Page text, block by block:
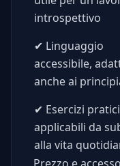
introspettivo
✔ Linguaggio
accessibile,
anche ai
✔ Esercizi pratici
applicabili da
alla vita